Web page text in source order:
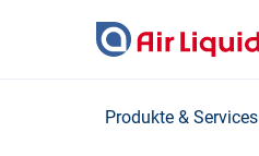
Produkte & Services